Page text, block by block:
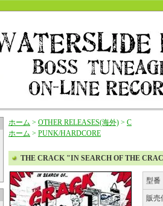
ホーム > OTHER RELEASES(海外) > C
ホーム > PUNK/HARDCORE
THE CRACK "IN SEARCH OF THE
型番
販売